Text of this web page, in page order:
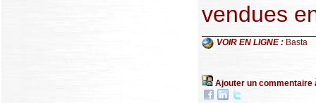
vendues
VOIR EN LIGNE : Basta
Ajouter un commentaire